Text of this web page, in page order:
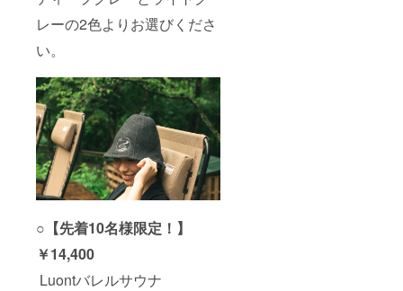
レーの2色よりお選びくださ
い。
○【先着10名様限定！】
￥14,400
Luontバレルサウナ